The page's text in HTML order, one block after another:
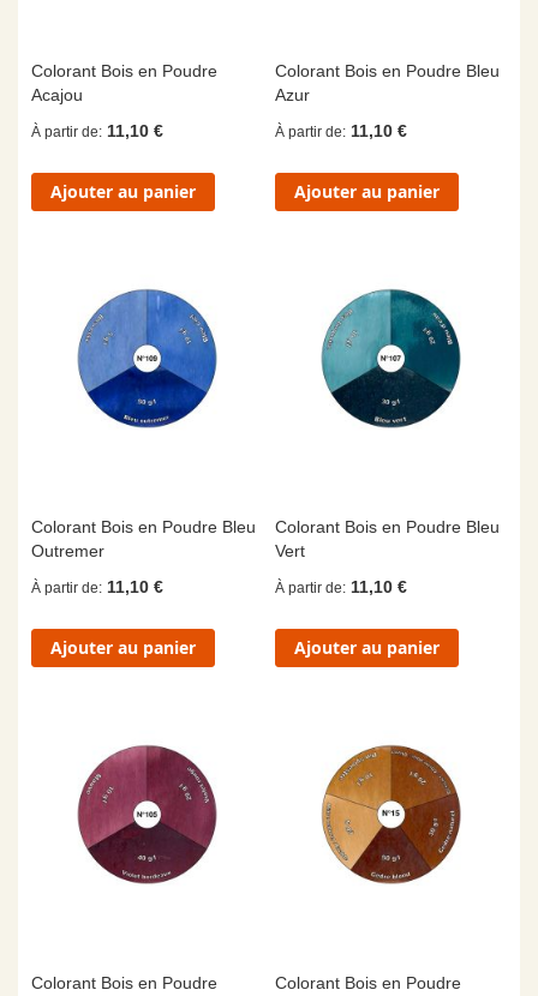
Colorant Bois en Poudre
Acajou
À partir de 11,10 €
Ajouter au panier
Colorant Bois en Poudre Bleu
Azur
À partir de 11,10 €
Ajouter au panier
Colorant Bois en Poudre Bleu
Outremer
À partir de 11,10 €
Ajouter au panier
Colorant Bois en Poudre Bleu
Vert
À partir de 11,10 €
Ajouter au panier
Colorant Bois en Poudre
Colorant Bois en Poudre